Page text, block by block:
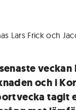
Lars Frick och
och i
tagit